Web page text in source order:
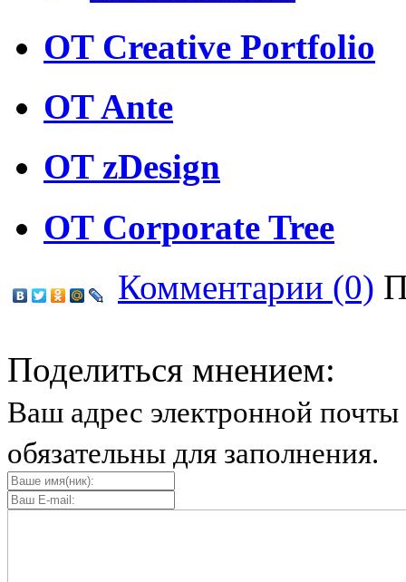
OT Creative Portfolio
OT Ante
OT zDesign
OT Corporate Tree
Комментарии (0)
Поделиться мнением:
Ваш адрес электронной
обязательны для заполнения.